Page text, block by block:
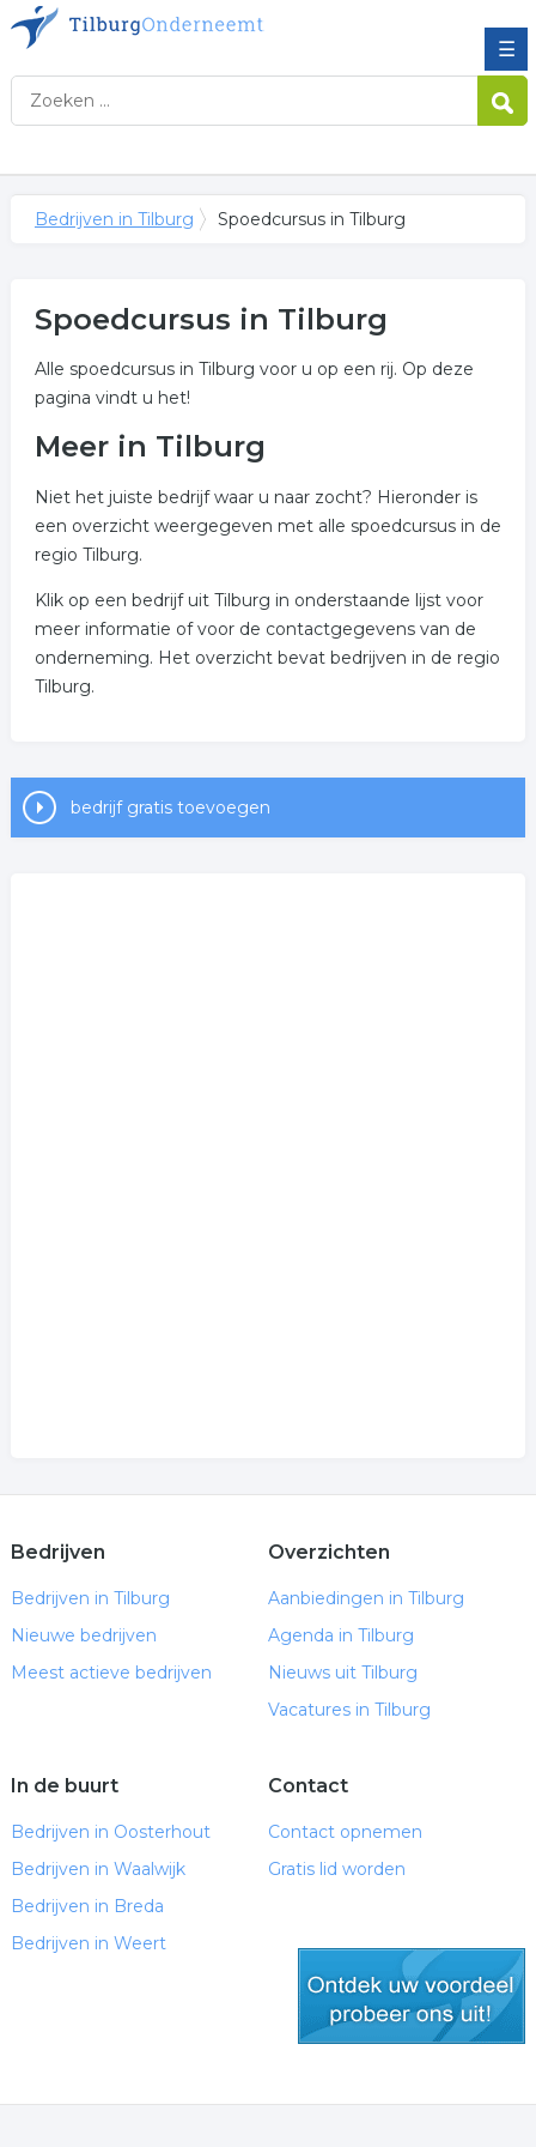
☰
Bedrijven in Tilburg Spoedcursus in Tilburg
Spoedcursus in Tilburg
Alle spoedcursus in Tilburg voor u op een rij. Op deze
pagina vindt u het!
Meer in Tilburg
Niet het juiste bedrijf waar u naar zocht? Hieronder is
een overzicht weergegeven met alle spoedcursus in de
regio Tilburg.
Klik op een bedrijf uit Tilburg in onderstaande lijst voor
meer informatie of voor de contactgegevens van de
onderneming. Het overzicht bevat bedrijven in de regio
Tilburg.
bedrijf gratis toevoegen
Bedrijven
Bedrijven in Tilburg
Nieuwe bedrijven
Meest actieve bedrijven
Overzichten
Aanbiedingen in Tilburg
Agenda in Tilburg
Nieuws uit Tilburg
Vacatures in Tilburg
In de buurt
Bedrijven in Oosterhout
Bedrijven in Waalwijk
Bedrijven in Breda
Bedrijven in Weert
Contact
Contact opnemen
Gratis lid worden